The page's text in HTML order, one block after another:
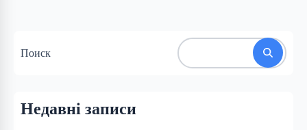
Поиск
Недавні записи